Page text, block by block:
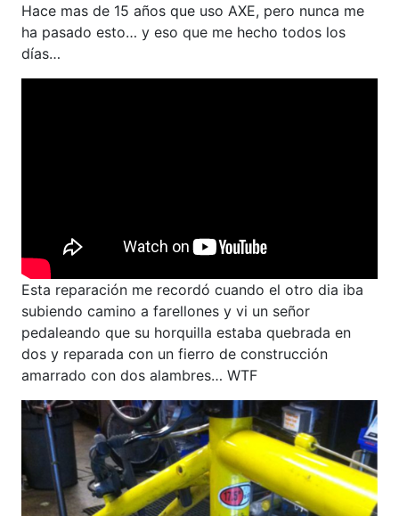
Hace mas de 15 años que uso AXE, pero nunca me
ha pasado esto… y eso que me hecho todos los
días…
Esta reparación me recordó cuando el otro dia iba
subiendo camino a farellones y vi un señor
pedaleando que su horquilla estaba quebrada en
dos y reparada con un fierro de construcción
amarrado con dos alambres… WTF